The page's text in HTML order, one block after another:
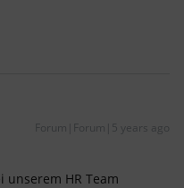
Forum|Forum|5 years ago
HR Team